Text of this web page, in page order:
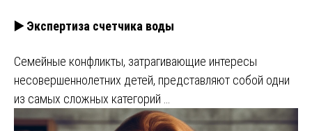
▶️ Экспертиза счетчика воды
Семейные конфликты, затрагивающие интересы
несовершеннолетних детей, представляют собой одни
из самых сложных категорий …